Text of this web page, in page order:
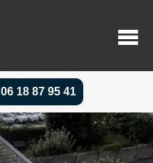
06 18 87 95 41